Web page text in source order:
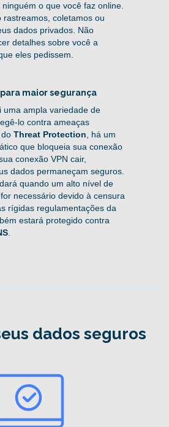
o que você faz online.
rastreamos, coletamos ou
dados privados. Não
detalhes sobre você a
eles pedissem.
maior segurança
uma ampla variedade de
lo contra ameaças
Threat Protection , há um
que bloqueia sua conexão
conexão VPN cair,
dados permaneçam seguros.
quando um alto nível de
necessário devido à censura
rígidas regulamentações da
estará protegido contra
.
dados seguros